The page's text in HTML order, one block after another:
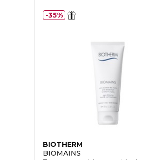
BIOTHERM
BIOMAINS
35%